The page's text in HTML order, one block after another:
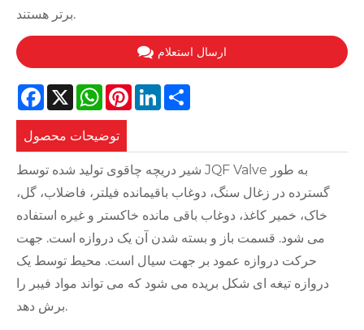
برتر هستند.
ارسال استعلام
Facebook
X WhatsApp
Pinterest
LinkedIn
توضیحات محصول
شیر دریچه چاقوی تولید شده توسط JQF Valve به طور
گسترده در زغال سنگ، دوغاب باقیمانده فیلتر، فاضلاب، گل،
خاک، خمیر کاغذ، دوغاب باقی مانده خاکستر و غیره استفاده
می شود. قسمت باز و بسته شدن آن یک دروازه است. جهت
حرکت دروازه عمود بر جهت سیال است. محیط توسط یک
دروازه تیغه ای شکل بریده می شود که می تواند مواد فیبر را
برش دهد.